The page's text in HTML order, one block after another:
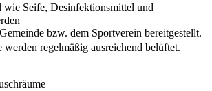
Seife, Desinfektionsmittel und
bzw. dem Sportverein bereitgestellt.
regelmäßig ausreichend belüftet.